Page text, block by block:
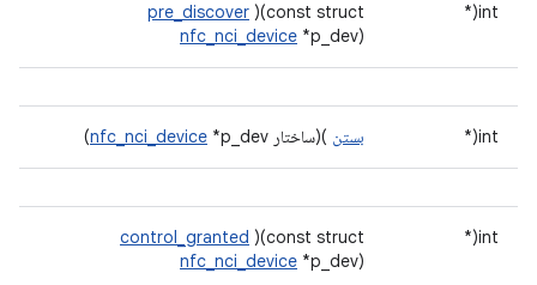
int(*
pre_discover )(const struct
nfc_nci_device *p_dev)
int(* بستن )(ساختار nfc_nci_device *p_dev)
int(*
control_granted )(const struct
nfc_nci_device *p_dev)